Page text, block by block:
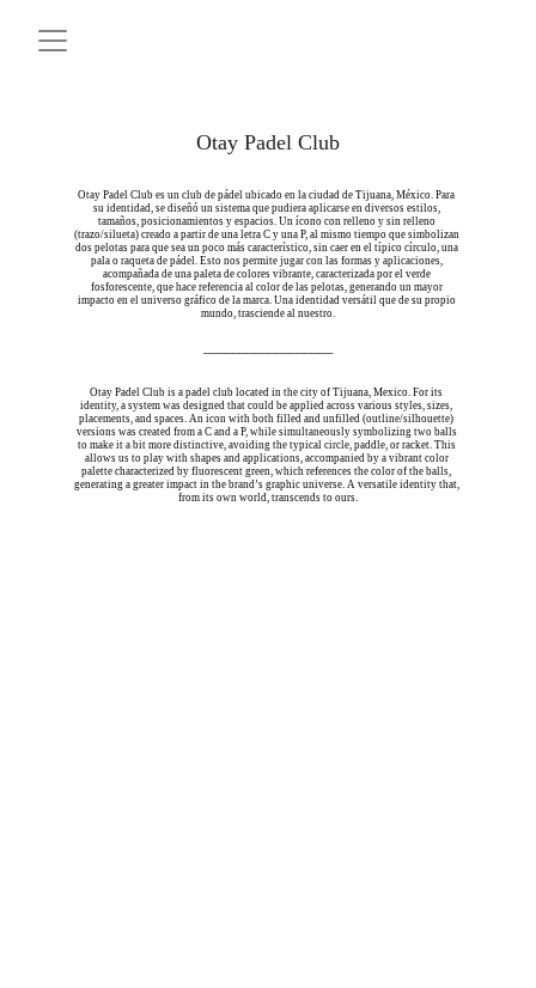
Otay Padel Club
Otay Padel Club es un club de pádel ubicado en la ciudad de Tijuana, México. Para
su identidad, se diseñó un sistema que pudiera aplicarse en diversos estilos,
tamaños, posicionamientos y espacios. Un ícono con relleno y sin relleno
(trazo/silueta) creado a partir de una letra C y una P, al mismo tiempo que simbolizan
dos pelotas para que sea un poco más característico, sin caer en el típico círculo, una
pala o raqueta de pádel. Esto nos permite jugar con las formas y aplicaciones,
acompañada de una paleta de colores vibrante, caracterizada por el verde
fosforescente, que hace referencia al color de las pelotas, generando un mayor
impacto en el universo gráfico de la marca. Una identidad versátil que de su propio
mundo, trasciende al nuestro.
──────────────────
Otay Padel Club is a padel club located in the city of Tijuana, Mexico. For its
identity, a system was designed that could be applied across various styles, sizes,
placements, and spaces. An icon with both filled and unfilled (outline/silhouette)
versions was created from a C and a P, while simultaneously symbolizing two balls
to make it a bit more distinctive, avoiding the typical circle, paddle, or racket. This
allows us to play with shapes and applications, accompanied by a vibrant color
palette characterized by fluorescent green, which references the color of the balls,
generating a greater impact in the brand’s graphic universe. A versatile identity that,
from its own world, transcends to ours.